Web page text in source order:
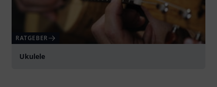
RATGEBER
Ukulele